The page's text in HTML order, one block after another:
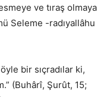
ve tıraş olmaya
Seleme -radıyallâhu
bir sıçradılar ki,
(Buhârî, Şurût, 15;